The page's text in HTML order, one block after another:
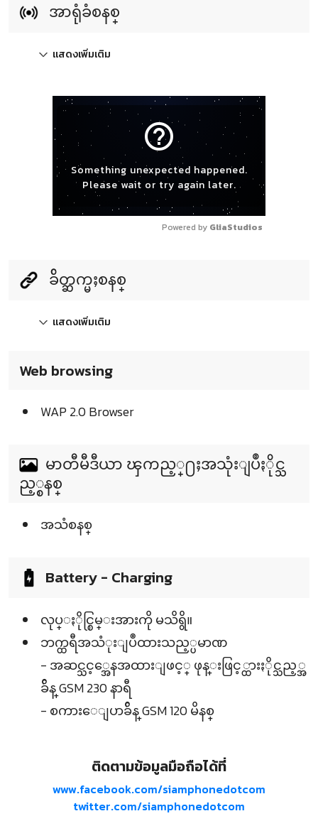
အာရုံခံစနစ္
แสดงเพิ่มเติม
help_outline
Something unexpected happened.
Please wait or try again later.
Powered by GliaStudios
ခ်ိတ္ဆက္မႈစနစ္
แสดงเพิ่มเติม
Web browsing
WAP 2.0 Browser
မာတီမီဒီယာ ၾကည့္႐ႈအသုံးျပဳႏိုင္သ
ည့္စနစ္
အသံစနစ္
Battery - Charging
လုပ္ႏိုင္စြမ္းအားကို မသိရွိ။
ဘက္ထရီအသံုးျပဳထားသည့္ပမာဏ
- အဆင္သင့္အေနအထားျဖင့္ ဖုန္းဖြင့္ထားႏိုင္သည့္အ
ခ်ိန္ GSM 230 နာရီ
- စကားေျပာခ်ိန္ GSM 120 မိနစ္
ติดตามข้อมูลมือถือได้ที่
www.facebook.com/siamphonedotcom
twitter.com/siamphonedotcom